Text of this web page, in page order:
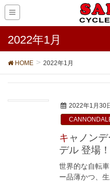
2022年1月
HOME 2022年1月
2022年1月30
キャノンデール トレイル 7.1 2022モ
デル 登場！
世界的な自転
ー品薄かつ、